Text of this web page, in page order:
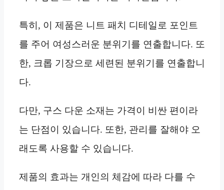
특히, 이 제품은 니트 패치 디테일로 포인트
를 주어 여성스러운 분위기를 연출합니다. 또
한, 크롭 기장으로 세련된 분위기를 연출합니
다.
다만, 구스 다운 소재는 가격이 비싼 편이라
는 단점이 있습니다. 또한, 관리를 잘해야 오
래도록 사용할 수 있습니다.
제품의 효과는 개인의 체감에 따라 다를 수